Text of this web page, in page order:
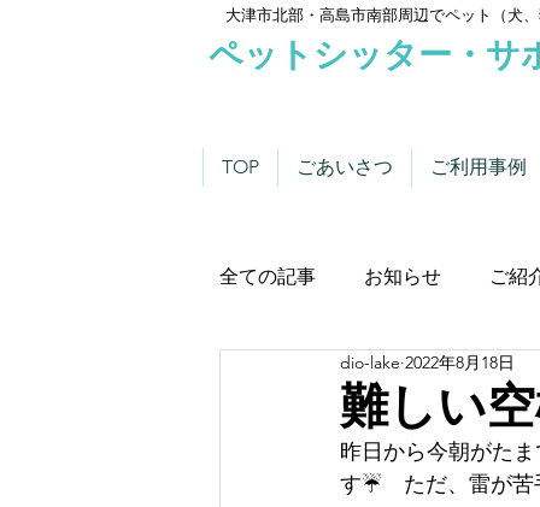
大津市北部・高島市南部周辺でペット（犬
ペットシッター・サ
TOP ごあいさつ ご利用事例
全ての記事 お知らせ ご紹
わんこにゃんこニュース
難しい
dio-lake 2022年8月18日
昨日から今朝がた
す☔　ただ、雷が